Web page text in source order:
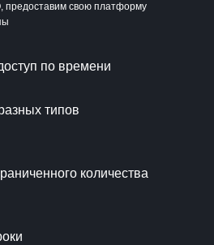
по времени
типов
количества
предоставим свою платформу